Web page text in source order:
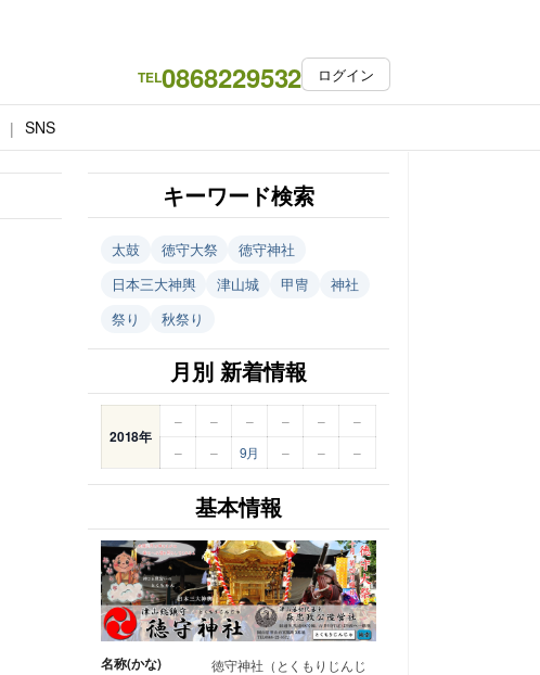
TEL0868229532 ログイン
SNS
キーワード検索
太鼓 徳守大祭
徳守神社
日本三大神輿
津山城 甲冑
神社
祭り
秋祭り
月別 新着情報
2018年
– – – – –
–
–
– 9月 – – –
基本情報
名称(かな)
徳守神社（とくもりじんじ